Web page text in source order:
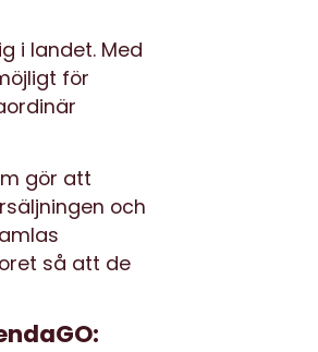
i landet. Med
för
gör att
och
så att de